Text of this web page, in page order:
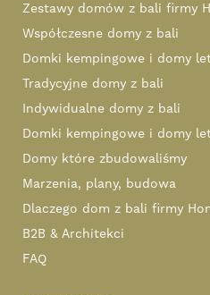
Zestawy domów z bali firmy
Współczesne domy z bali
Domki kempingowe i domy
Tradycyjne domy z bali
Indywidualne domy z bali
Domki kempingowe i domy
Domy które zbudowaliśmy
Marzenia, plany, budowa
Dlaczego dom z bali firmy
B2B & Architekci
FAQ